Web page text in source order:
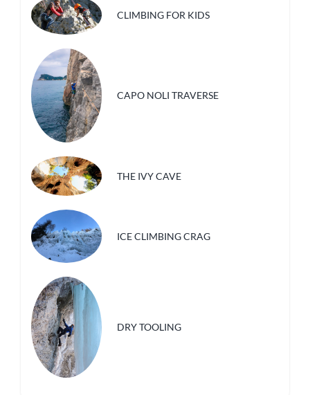
CLIMBING FOR KIDS
CAPO NOLI TRAVERSE
THE IVY CAVE
ICE CLIMBING CRAG
DRY TOOLING